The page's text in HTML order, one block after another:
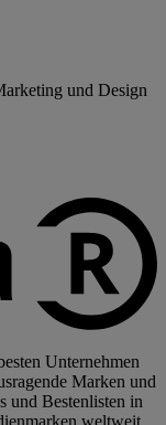
und Design
Unternehmen
Marken und
und Bestenlisten in
weltweit.